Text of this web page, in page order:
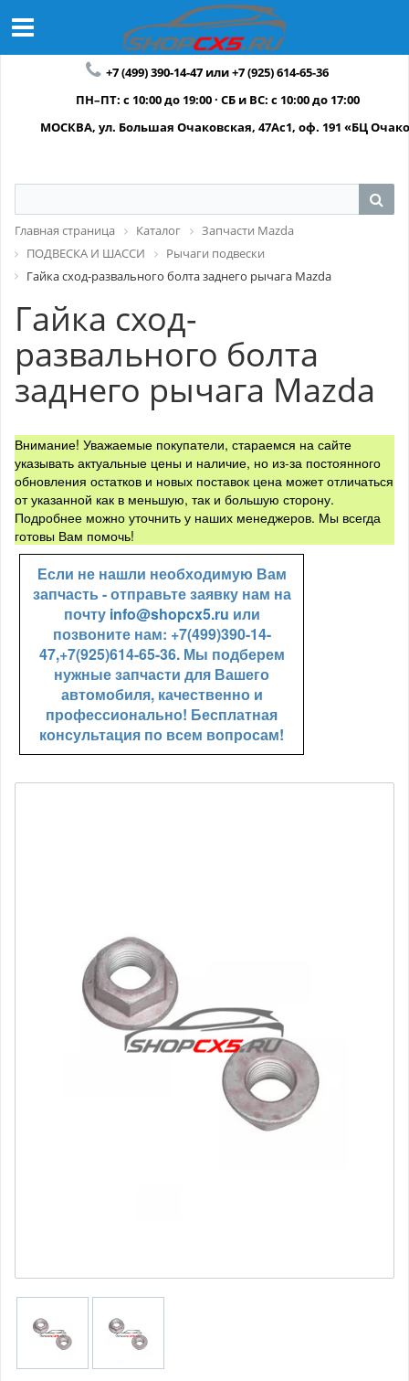
+7 (499) 390-14-47 или +7 (925) 614-65-36
ПН–ПТ: с 10:00 до 19:00 · СБ и ВС: с 10:00 до 17:00
МОСКВА, ул. Большая Очаковская, 47Ас1, оф. 191 «БЦ
Главная страница Каталог
Запчасти Mazda
ПОДВЕСКА И ШАССИ
Рычаги подвески
Гайка сход-развального болта заднего рычага Mazda
Гайка сход-
развального болта
заднего рычага Mazda
Внимание! Уважаемые покупатели, стараемся на сайте
указывать актуальные цены и наличие, но из-за постоянного
обновления остатков и новых поставок цена может отличаться
от указанной как в меньшую, так и большую сторону.
Подробнее можно уточнить у наших менеджеров. Мы всегда
готовы Вам помочь!
Если не нашли необходимую Вам
запчасть - отправьте заявку нам на
почту info@shopcx5.ru или
позвоните нам: +7(499)390-14-
47,+7(925)614-65-36. Мы подберем
нужные запчасти для Вашего
автомобиля, качественно и
профессионально! Бесплатная
консультация по всем вопросам!